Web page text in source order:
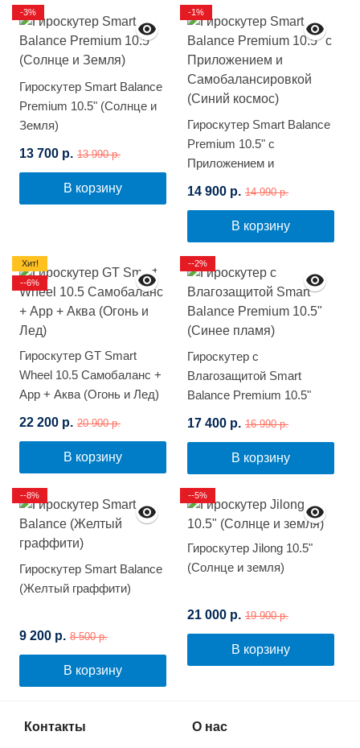
Гироскутер Smart Balance
Premium 10.5" (Солнце и
Земля)
13 700 р. 13 990 р.
В корзину
-3%
Гироскутер Smart Balance
Premium 10.5" с
Приложением и
(Синий космос)
14 900 р. 14 990 р.
В корзину
-1%
Гироскутер GT Smart
Wheel 10.5 Самобаланс +
App + Аква (Огонь и Лед)
22 200 р. 20 900 р.
В корзину
Хит!
--6%
Гироскутер с
Влагозащитой Smart
Balance Premium 10.5"
17 400 р. 16 990 р.
В корзину
--2%
Гироскутер Smart Balance
(Желтый граффити)
9 200 р. 8 500 р.
В корзину
--8%
Гироскутер Jilong 10.5"
(Солнце и земля)
21 000 р. 19 900 р.
В корзину
--5%
Контакты О нас